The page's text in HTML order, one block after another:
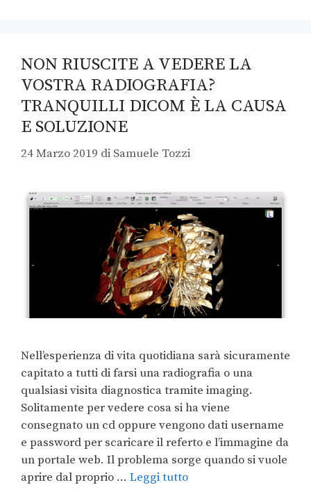
NON RIUSCITE A VEDERE LA
VOSTRA RADIOGRAFIA?
TRANQUILLI DICOM È LA CAUSA
E SOLUZIONE
24 Marzo 2019 di Samuele Tozzi
Nell’esperienza di vita quotidiana sarà sicuramente
capitato a tutti di farsi una radiografia o una
qualsiasi visita diagnostica tramite imaging.
Solitamente per vedere cosa si ha viene
consegnato un cd oppure vengono dati username
e password per scaricare il referto e l’immagine da
un portale web. Il problema sorge quando si vuole
aprire dal proprio … Leggi tutto